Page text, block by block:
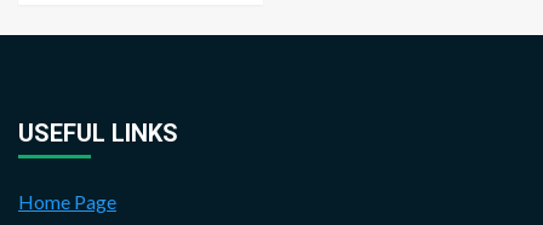
USEFUL LINKS
Home Page